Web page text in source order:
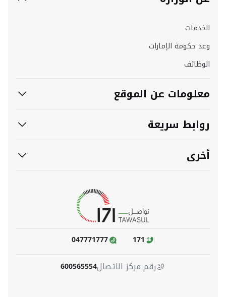
حكومة الإمارات
عن الموقع
سريعة
047771777
رقم مركز الاتصال600565554